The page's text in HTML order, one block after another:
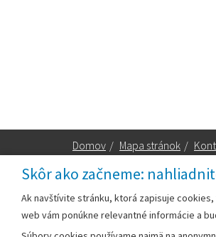
Skôr ako začneme:
Ak navštívite stránku, ktorá zapisuje
web vám ponúkne relevantné informácie a
Domov / Mapa stránok /
Mestský úrad